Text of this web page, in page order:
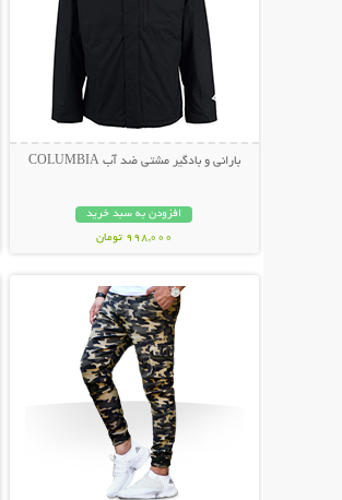
بارانی و بادگیر مشتی ضد آب COLUMBIA
افزودن به سبد خرید
998,000 تومان